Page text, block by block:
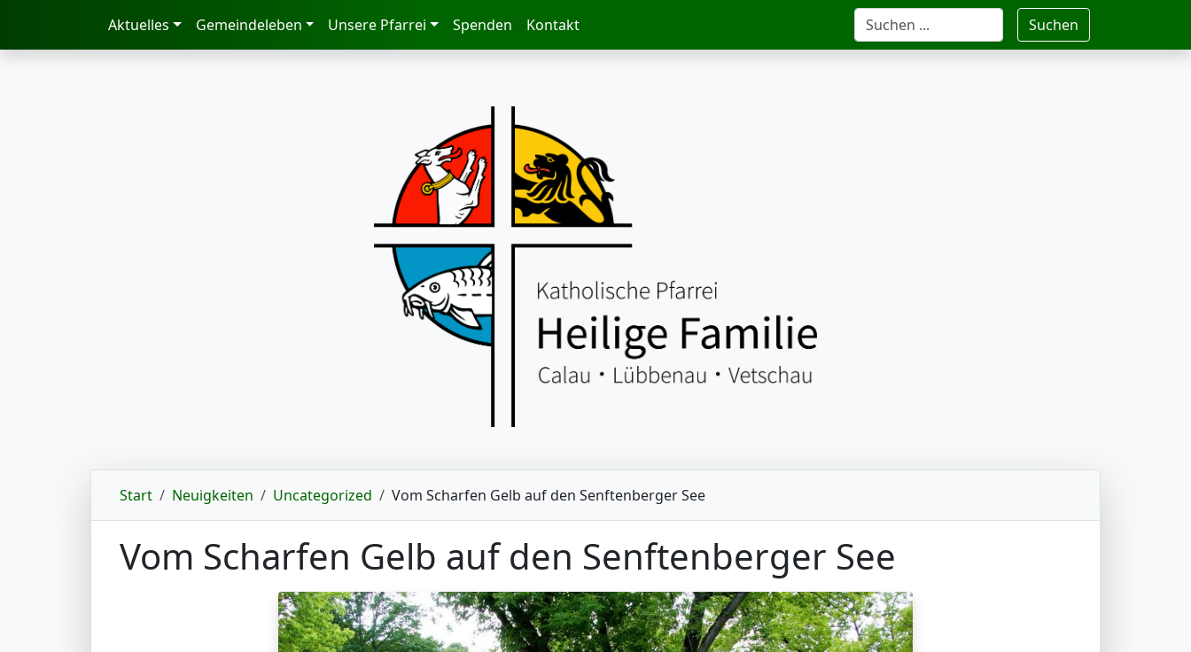
Aktuelles Gemeindeleben Unsere Pfarrei Spenden Kontakt Suchen
Start Neuigkeiten Uncategorized Vom Scharfen Gelb auf den Senftenberger See
Vom Scharfen Gelb auf den Senftenberger See